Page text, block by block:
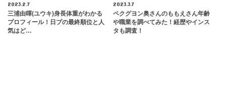
2023.2.7
三浦由暉(ユウキ)身長体重がわかる
プロフィール！日プの最終順位と人
気はど…
2023.3.7
ペクグヨン奥さんのももえさん年齢
や職業を調べてみた！経歴やインス
タも調査！